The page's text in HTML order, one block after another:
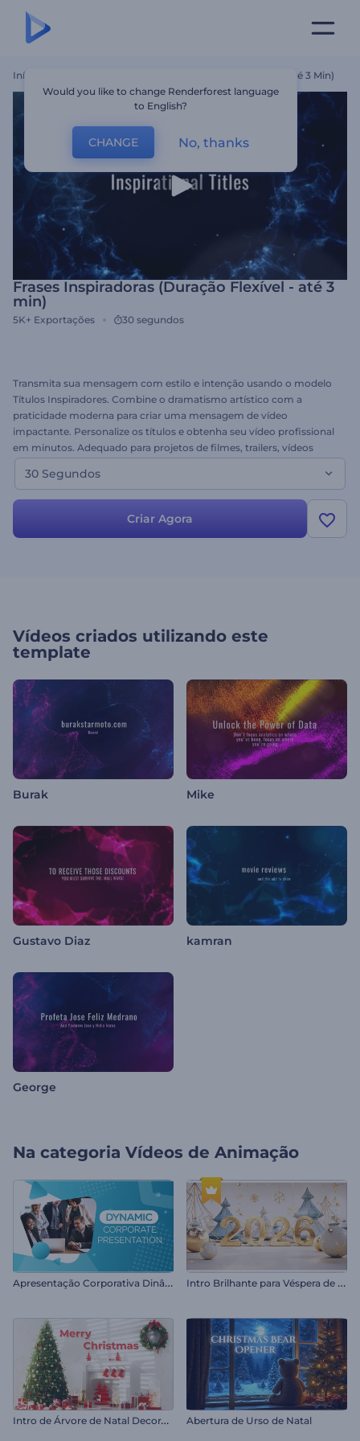
Início Frases Inspiradoras (Duração Flexível - Até 3 Min)
Frases Inspiradoras (Duração Flexível - até 3
min)
5K+ Exportações 30 segundos
Transmita sua mensagem com estilo e intenção usando o modelo
Títulos Inspiradores. Combine o dramatismo artístico com a
praticidade moderna para criar uma mensagem de vídeo
impactante. Personalize os títulos e obtenha seu vídeo profissional
em minutos. Adequado para projetos de filmes, trailers, vídeos
inspiradores ou promocionais, introduções de canais e muito mais.
Dê voz às suas ideias mais brilhantes com este modelo expressivo
30 Segundos
Criar Agora
Vídeos criados utilizando este
template
Burak Mike
Gustavo Diaz kamran
George
Na categoria Vídeos de Animação
A
presentação Corporativa Dinâmica I
ntro Brilhante para Véspera de Ano Novo
I
ntro de Árvore de Natal Decorada Abertura de Urso de Natal
Would you like to change Renderforest language
to English?
CHANGE No, thanks